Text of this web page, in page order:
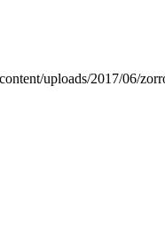
uploads/2017/06/